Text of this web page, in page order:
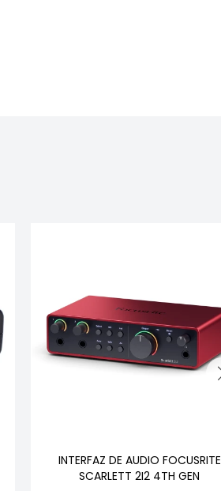
INTERFAZ DE AUDIO FOCUSRITE
SCARLETT 2I2 4TH GEN